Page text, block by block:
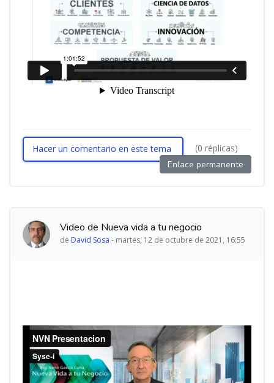
Hacer un comentario en este tema
(0 réplicas)
Enlace permanente
Video de Nueva vida a tu negocio
de David Sosa - martes, 12 de octubre de 2021, 16:55